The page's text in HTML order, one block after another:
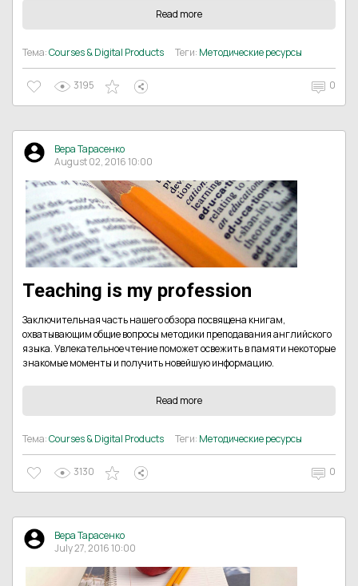
Read more
Тема:Courses & Digital Products Теги: Методические ресурсы
3195 0
Вера Тарасенко
August 02, 2016 10:00
Teaching is my profession
Заключительная часть нашего обзора посвящена книгам,
охватывающим общие вопросы методики преподавания английского
языка. Увлекательное чтение поможет освежить в памяти некоторые
знакомые моменты и получить новейшую информацию.
Read more
Тема:Courses & Digital Products Теги: Методические ресурсы
3130 0
Вера Тарасенко
July 27, 2016 10:00